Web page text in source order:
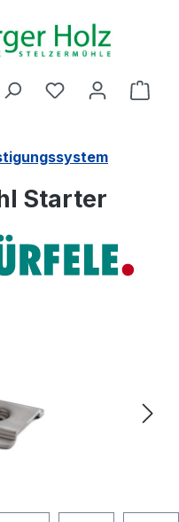
Du hast 0
Starter